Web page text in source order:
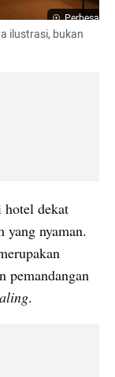
Perbesar
ilustrasi, bukan
hotel dekat
yang nyaman.
pemandangan
.